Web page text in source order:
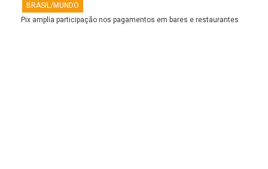
BRASIL/MUNDO
Pix amplia participação nos pagamentos em bares e restaurantes